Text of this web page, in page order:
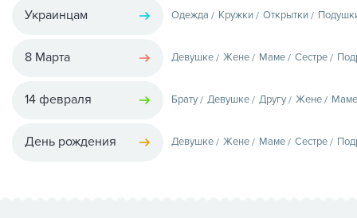
Украинцам Одежда Кружки Открытки
8 Марта Девушке Жене Маме Сестре
14 февраля Брату Девушке Другу Жене Маме
День рождения Девушке Жене Маме Сестре